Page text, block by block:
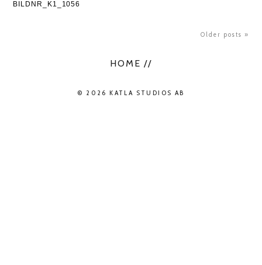
Older posts »
HOME //
© 2026 KATLA STUDIOS AB